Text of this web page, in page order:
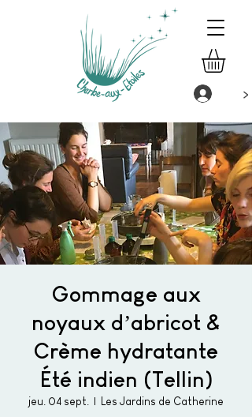
>
Gommage aux
noyaux d’abricot &
Crème hydratante
Été indien (Tellin)
jeu. 04 sept.
  |
Les Jardins de Catherine